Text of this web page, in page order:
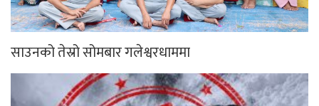
साउनको तेस्रो सोमबार गलेश्वरधाममा